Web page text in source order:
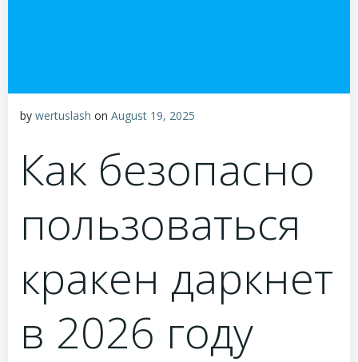
by wertuslash on August 19, 2025
Как безопасно
пользоваться
кракен даркнет
в 2026 году